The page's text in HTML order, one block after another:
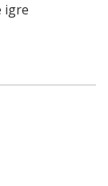
igre